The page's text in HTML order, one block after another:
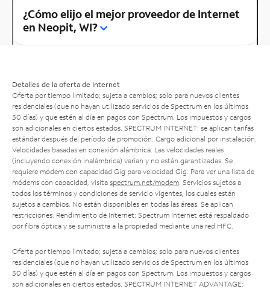
¿Cómo elijo el mejor proveedor de Internet
en Neopit, WI?
Detalles de la oferta de Internet
Oferta por tiempo limitado; sujeta a cambios; solo para nuevos clientes
residenciales (que no hayan utilizado servicios de Spectrum en los últimos
30 días) y que estén al día en pagos con Spectrum. Los impuestos y cargos
son adicionales en ciertos estados. SPECTRUM INTERNET: se aplican tarifas
estándar después del período de promoción. Cargo adicional por instalación.
Velocidades basadas en conexión alámbrica. Las velocidades reales
(incluyendo conexión inalámbrica) varían y no están garantizadas. Se
requiere módem con capacidad Gig para velocidad Gig. Para ver una lista de
módems con capacidad, visita spectrum.net/modem . Servicios sujetos a
todos los términos y condiciones de servicio vigentes, los cuales están
sujetos a cambios. No están disponibles en todas las áreas. Se aplican
restricciones. Rendimiento de Internet: Spectrum Internet está respaldado
por fibra óptica y se suministra a la propiedad mediante una red HFC.
Oferta por tiempo limitado; sujeta a cambios; solo para nuevos clientes
residenciales (que no hayan utilizado servicios de Spectrum en los últimos
30 días) y que estén al día en pagos con Spectrum. Los impuestos y cargos
son adicionales en ciertos estados. SPECTRUM INTERNET ADVANTAGE: